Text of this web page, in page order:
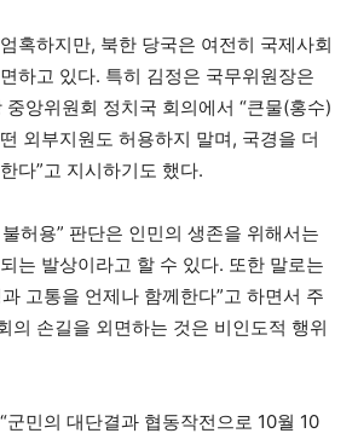
혹하지만, 북한 당국은 여전히 국제사회
하고 있다. 특히 김정은 국무위원장은
앙위원회 정치국 회의에서 “큰물(홍수)
외부지원도 허용하지 말며, 국경을 더
다”고 지시하기도 했다.
허용” 판단은 인민의 생존을 위해서는
는 발상이라고 할 수 있다. 또한 말로는
고통을 언제나 함께한다”고 하면서 주
의 손길을 외면하는 것은 비인도적 행위
군민의 대단결과 협동작전으로 10월 10